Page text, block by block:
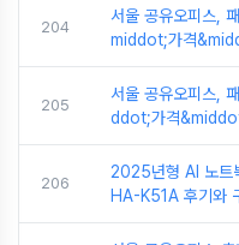
204
서울 공유오피스,
middot;가격
205
서울 공유오피스,
ddot;가격
206
2025년형 AI 노트
HA-K51A 후기와